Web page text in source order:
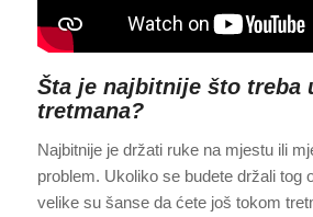
Šta je najbitnije što treba
tretmana?
Najbitnije je držati ruke na mjestu ili
problem. Ukoliko se budete držali tog
velike su šanse da ćete još tokom